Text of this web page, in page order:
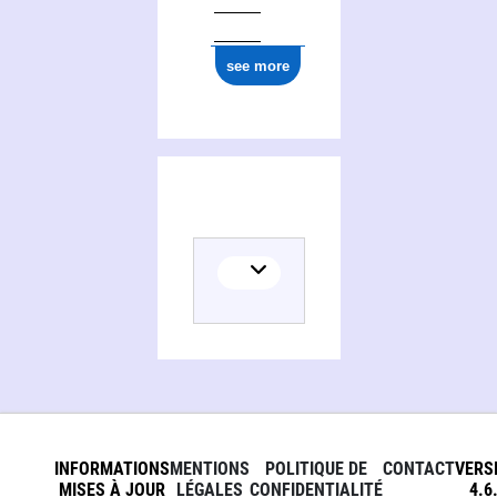
see more
INFORMATIONS
MISES À JOUR
MENTIONS
LÉGALES
POLITIQUE DE
CONFIDENTIALITÉ
CONTACT